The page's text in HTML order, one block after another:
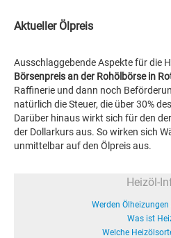
Aktueller Ölpreis
Ausschlaggebende Aspekte für die
Börsenpreis an der Rohölbörse in
Raffinerie und dann noch
natürlich die Steuer, die über 30%
Darüber hinaus wirkt sich für den
der Dollarkurs aus. So wirken sich
unmittelbar auf den Ölpreis aus.
Heizöl-
Werden
Was ist
Welche